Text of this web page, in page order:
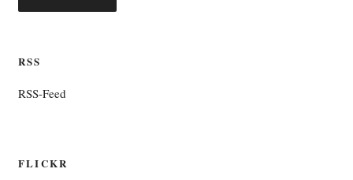
RSS
RSS-Feed
FLICKR